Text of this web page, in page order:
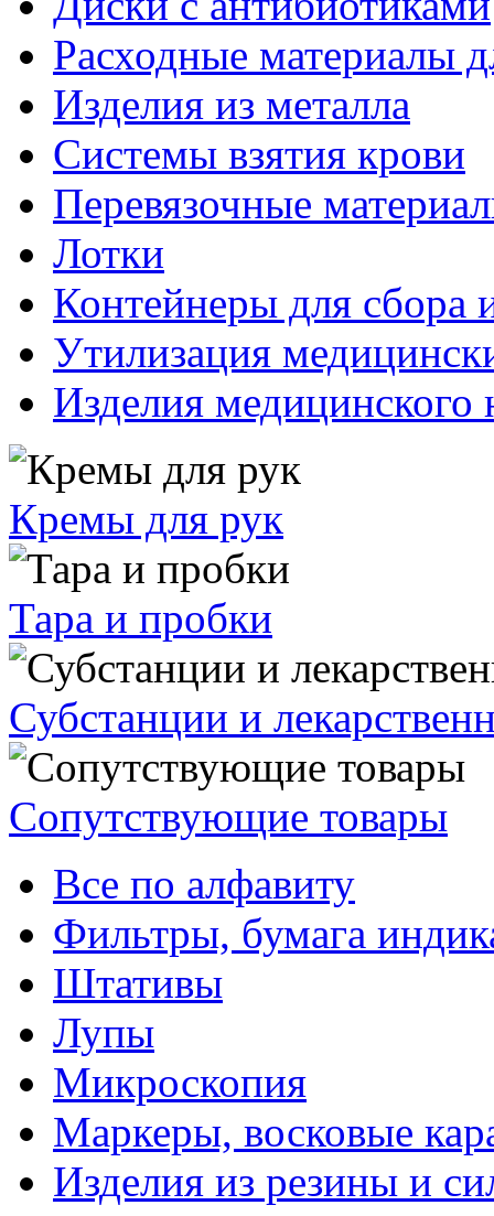
Расходные материалы
Изделия из металла
Системы взятия крови
Перевязочные
Лотки
Контейнеры для сбора
Утилизация
Изделия медицинского
Кремы для рук
Тара и пробки
Субстанции и
Сопутствующие товары
Все по алфавиту
Фильтры, бумага
Штативы
Лупы
Микроскопия
Маркеры, восковые
Изделия из резины и